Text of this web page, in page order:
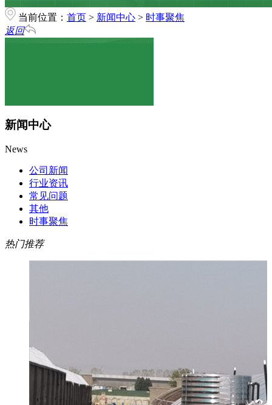
当前位置： 首页 > 新闻中心 > 时事聚焦
返回
新闻中心
News
公司新闻
行业资讯
常见问题
其他
时事聚焦
热门推荐